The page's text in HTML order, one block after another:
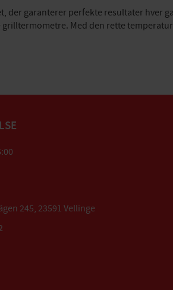
garanterer perfekte resultater hver
Med den rette
245, 23591 Vellinge